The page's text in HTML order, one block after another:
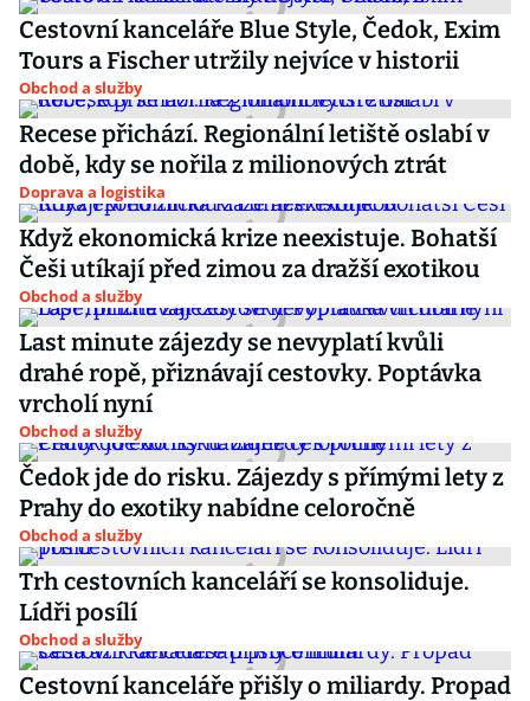
Cestovní kanceláře Blue Style, Čedok, Exim
Tours a Fischer utržily nejvíce v historii
Obchod a služby
Recese přichází. Regionální letiště oslabí v
době, kdy se nořila z milionových ztrát
Doprava a logistika
Když ekonomická krize neexistuje. Bohatší
Češi utíkají před zimou za dražší exotikou
Obchod a služby
Last minute zájezdy se nevyplatí kvůli
drahé ropě, přiznávají cestovky. Poptávka
vrcholí nyní
Obchod a služby
Čedok jde do risku. Zájezdy s přímými lety z
Prahy do exotiky nabídne celoročně
Obchod a služby
Trh cestovních kanceláří se konsoliduje.
Lídři posílí
Obchod a služby
Cestovní kanceláře přišly o miliardy. Propad